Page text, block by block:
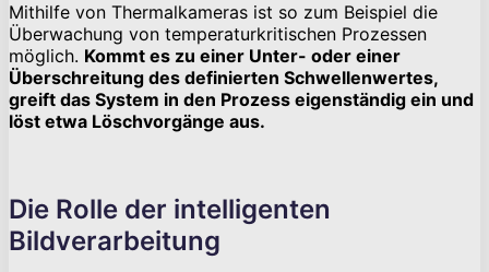
Mithilfe von Thermalkameras ist so zum Beispiel die
Überwachung von temperaturkritischen Prozessen
möglich. Kommt es zu einer Unter- oder einer
Überschreitung des definierten Schwellenwertes,
greift das System in den Prozess eigenständig ein und
löst etwa Löschvorgänge aus.
Die Rolle der intelligenten
Bildverarbeitung